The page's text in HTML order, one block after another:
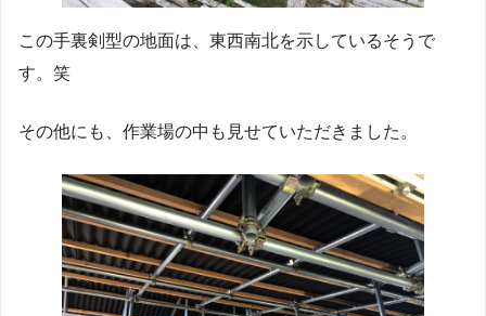
この手裏剣型の地面は、東西南北を示しているそうで
す。笑
その他にも、作業場の中も見せていただきました。